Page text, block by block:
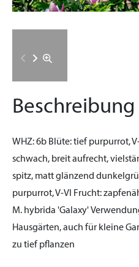
Beschreibung
WHZ:6b Blüte:tief purpurrot, V-
schwach, breit aufrecht,
spitz, matt glänzend
purpurrot, V-VI Frucht:
M. hybrida 'Galaxy'
Hausgärten, auch für kleine
zu tief pflanzen